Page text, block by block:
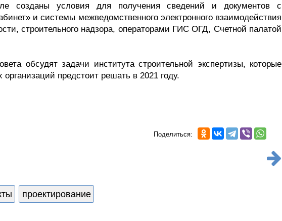
созданы условия для получения сведений и документов с
и системы межведомственного электронного взаимодействия
строительного надзора, операторами ГИС ОГД, Счетной палатой
обсудят задачи института строительной экспертизы, которые
предстоит решать в 2021 году.
Поделиться:
проектирование